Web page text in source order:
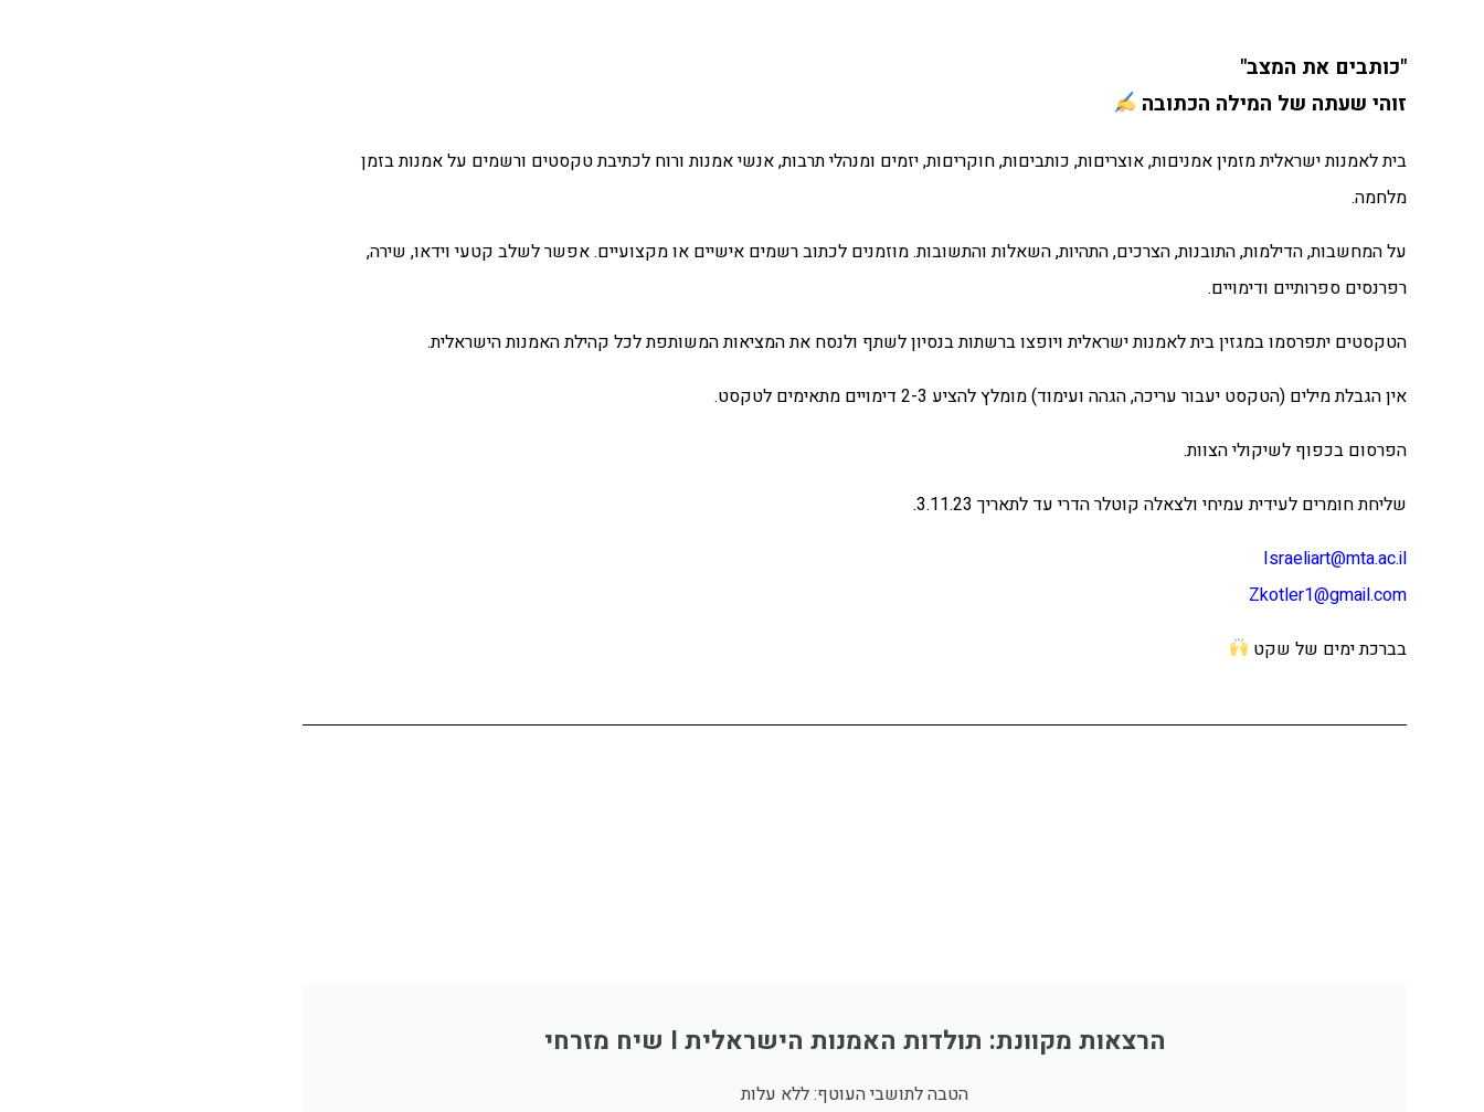
"כותבים את המצב"
זוהי שעתה של המילה הכתובה
בית לאמנות ישראלית מזמין אמניםות, אוצריםות, כותביםות, חוקריםות, יזמים ומנהלי תרבות, אנשי אמנות ורוח לכתיבת טקסטים ורשמים על אמנות בזמן
מלחמה.
על המחשבות, הדילמות, התובנות, הצרכים, התהיות, השאלות והתשובות. מוזמנים לכתוב רשמים אישיים או מקצועיים. אפשר לשלב קטעי וידאו, שירה,
רפרנסים ספרותיים ודימויים.
הטקסטים יתפרסמו במגזין בית לאמנות ישראלית ויופצו ברשתות בנסיון לשתף ולנסח את המציאות המשותפת לכל קהילת האמנות הישראלית.
אין הגבלת מילים (הטקסט יעבור עריכה, הגהה ועימוד) מומלץ להציע 2-3 דימויים מתאימים לטקסט.
הפרסום בכפוף לשיקולי הצוות.
שליחת חומרים לעידית עמיחי ולצאלה קוטלר הדרי עד לתאריך 3.11.23.
Israeliart@mta.ac.il
Zkotler1@gmail.com
בברכת ימים של שקט
הרצאות מקוונת: תולדות האמנות הישראלית I שיח מזרחי
הטבה לתושבי העוטף: ללא עלות